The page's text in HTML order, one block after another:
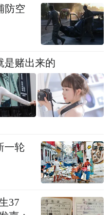
车辆性能更是温情服
多个服务区设立“程
卡友提供免费车辆检
福利等暖心服务。途
的智舱体验，为用户
，各类生活化配置完
途无忧”的移动座舱优
疲劳，诠释远程以用
理念。在复杂高速、
项ADAS智能驾驶辅
防空
是赌出来的
一轮
37